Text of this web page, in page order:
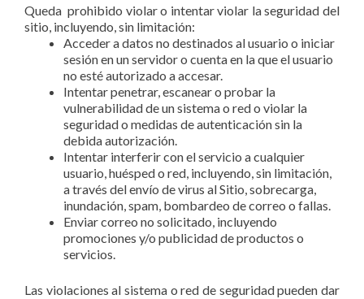
Queda prohibido violar o intentar violar la seguridad del
sitio, incluyendo, sin limitación:
Acceder a datos no destinados al usuario o iniciar
sesión en un servidor o cuenta en la que el usuario
no esté autorizado a accesar.
Intentar penetrar, escanear o probar la
vulnerabilidad de un sistema o red o violar la
seguridad o medidas de autenticación sin la
debida autorización.
Intentar interferir con el servicio a cualquier
usuario, huésped o red, incluyendo, sin limitación,
a través del envío de virus al Sitio, sobrecarga,
inundación, spam, bombardeo de correo o fallas.
Enviar correo no solicitado, incluyendo
promociones y/o publicidad de productos o
servicios.
Las violaciones al sistema o red de seguridad pueden dar